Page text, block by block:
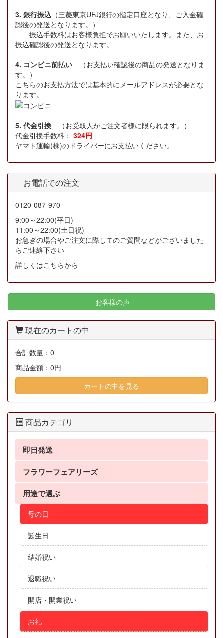
3. 銀行振込 （三菱東京UFJ銀行の指定口座となり、ご入金確
認後の発送となります。）
振込手数料はお客様負担でお願いいたします。また、お
振込確認後の発送となります。
4. コンビニ前払い （お支払い確認後の商品の発送となりま
す。）
こちらのお支払方法では基本的にメールアドレスが必要とな
ります。
5. 代金引換 （お受取人がご注文者様に限られます。）
代金引換手数料： 324円
ヤマト運輸(株)のドライバーにお支払いください。
お電話での注文
0120-087-970
9:00～22:00(平日)
11:00～22:00(土日祝)
お急ぎの場合やご注文に際してのご質問などがございました
らご連絡下さい
詳しくはこちらから
お客様の声
現在のカートの中
合計数量： 0
商品金額： 0円
カートの中を見る
商品カテゴリ
即日発送
フラワーフェアリーズ
用途で選ぶ
母の日
誕生日
結婚祝い
退職祝い
開店・開業祝い
お礼